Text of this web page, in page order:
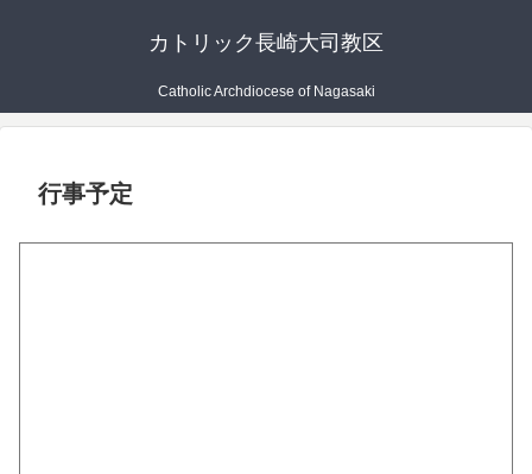
カトリック長崎大司教区
Catholic Archdiocese of Nagasaki
行事予定